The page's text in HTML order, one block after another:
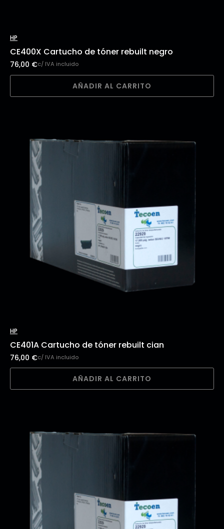
HP
CE400X Cartucho de tóner rebuilt negro
76,00 €c/ IVA incluido
AÑADIR AL CARRITO
HP
CE401A Cartucho de tóner rebuilt cian
76,00 €c/ IVA incluido
AÑADIR AL CARRITO